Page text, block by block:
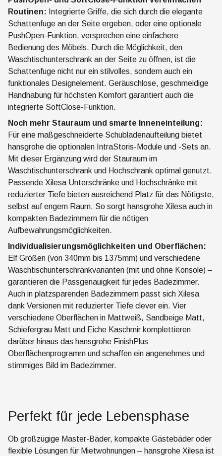
Routinen: Integrierte Griffe, die sich durch die elegante
Schattenfuge an der Seite ergeben, oder eine optionale
PushOpen-Funktion, versprechen eine einfachere
Bedienung des Möbels. Durch die Möglichkeit, den
Waschtischunterschrank an der Seite zu öffnen, ist die
Schattenfuge nicht nur ein stilvolles, sondern auch ein
funktionales Designelement. Geräuschlose, geschmeidige
Handhabung für höchsten Komfort garantiert auch die
integrierte SoftClose-Funktion.
Noch mehr Stauraum und smarte Inneneinteilung:
Für eine maßgeschneiderte Schubladenaufteilung bietet
hansgrohe die optionalen IntraStoris-Module und -Sets an.
Mit dieser Ergänzung wird der Stauraum im
Waschtischunterschrank und Hochschrank optimal genutzt.
Passende Xilesa Unterschränke und Hochschränke mit
reduzierter Tiefe bieten ausreichend Platz für das Nötigste,
selbst auf engem Raum. So sorgt hansgrohe Xilesa auch in
kompakten Badezimmern für die nötigen
Aufbewahrungsmöglichkeiten.
Individualisierungsmöglichkeiten und Oberflächen:
Elf Größen (von 340mm bis 1375mm) und verschiedene
Waschtischunterschrankvarianten (mit und ohne Konsole) –
garantieren die Passgenauigkeit für jedes Badezimmer.
Auch in platzsparenden Badezimmern passt sich Xilesa
dank Versionen mit reduzierter Tiefe clever ein. Vier
verschiedene Oberflächen in Mattweiß, Sandbeige Matt,
Schiefergrau Matt und Eiche Kaschmir komplettieren
darüber hinaus das hansgrohe FinishPlus
Oberflächenprogramm und schaffen ein angenehmes und
stimmiges Bild im Badezimmer.
Perfekt für jede Lebensphase
Ob großzügige Master-Bäder, kompakte Gästebäder oder
flexible Lösungen für Mietwohnungen – hansgrohe Xilesa ist